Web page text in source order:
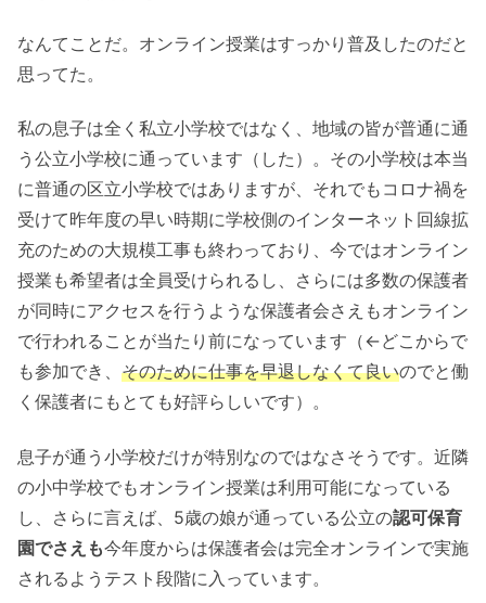
なんてことだ。オンライン授業はすっかり普及したのだと
思ってた。
私の息子は全く私立小学校ではなく、地域の皆が普通に通
う公立小学校に通っています（した）。その小学校は本当
に普通の区立小学校ではありますが、それでもコロナ禍を
受けて昨年度の早い時期に学校側のインターネット回線拡
充のための大規模工事も終わっており、今ではオンライン
授業も希望者は全員受けられるし、さらには多数の保護者
が同時にアクセスを行うような保護者会さえもオンライン
で行われることが当たり前になっています（←どこからで
も参加でき、 そのために仕事を早退しなくて良いのでと働
く保護者にもとても好評らしいです）。
息子が通う小学校だけが特別なのではなさそうです。近隣
の小中学校でもオンライン授業は利用可能になっている
し、さらに言えば、5歳の娘が通っている公立の認可保育
園でさえも今年度からは保護者会は完全オンラインで実施
されるようテスト段階に入っています。